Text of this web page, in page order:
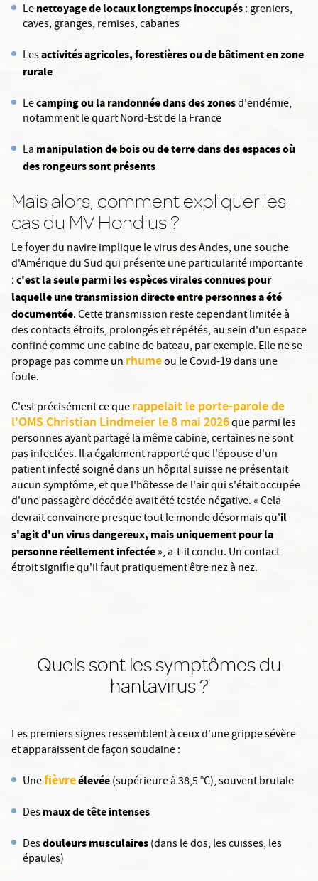
Lenettoyage de locaux longtemps inoccupés: greniers,
caves, granges, remises, cabanes
Lesactivités agricoles, forestières ou de bâtiment en zone
rurale
Lecamping ou la randonnée dans des zonesd'endémie,
notamment le quart Nord-Est de la France
La manipulation de bois ou de terre dans des espaces où
des rongeurs sont présents
Mais alors, comment expliquer les
cas du MV Hondius ?
Le foyer du navire implique le virus des Andes, une souche
d'Amérique du Sud qui présente une particularité importante
:c'est la seule parmi les espèces virales connues pour
laquelle une transmission directe entre personnes a été
documentée. Cette transmission reste cependant limitée à
des contacts étroits, prolongés et répétés, au sein d'un espace
confiné comme une cabine de bateau, par exemple. Elle ne se
propage pas comme un rhumeou le Covid-19 dans une
foule.
C'est précisément ce querappelait le porte-parole de
l'OMS Christian Lindmeier le 8 mai 2026que parmi les
personnes ayant partagé la même cabine, certaines ne sont
pas infectées. Il a également rapporté que l'épouse d'un
patient infecté soigné dans un hôpital suisse ne présentait
aucun symptôme, et que l'hôtesse de l'air qui s'était occupée
d'une passagère décédée avait été testée négative. « Cela
devrait convaincre presque tout le monde désormais qu'il
s'agit d'un virus dangereux, mais uniquement pour la
personne réellement infectée», a-t-il conclu. Un contact
étroit signifie qu'il faut pratiquement être nez à nez.
Quels sont les symptômes du
hantavirus ?
Les premiers signes ressemblent à ceux d'une grippe sévère
et apparaissent de façon soudaine :
Unefièvreélevée(supérieure à 38,5 °C), souvent brutale
Desmaux de tête intenses
Desdouleurs musculaires(dans le dos, les cuisses, les
épaules)